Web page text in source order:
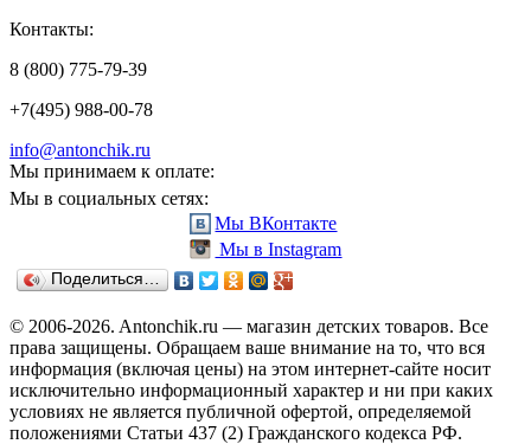
Контакты:
8 (800) 775-79-39
+7(495) 988-00-78
info@antonchik.ru
Мы принимаем к оплате:
Мы в социальных сетях:
Мы ВКонтакте
Мы в Instagram
Поделиться…
© 2006-2026. Antonchik.ru — магазин детских товаров. Все
права защищены. Обращаем ваше внимание на то, что вся
информация (включая цены) на этом интернет-сайте носит
исключительно информационный характер и ни при каких
условиях не является публичной офертой, определяемой
положениями Статьи 437 (2) Гражданского кодекса РФ.